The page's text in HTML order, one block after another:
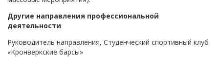
Другие направления профессиональной
деятельности
Руководитель направления, Студенческий спортивный клуб
«Кронверкские барсы»